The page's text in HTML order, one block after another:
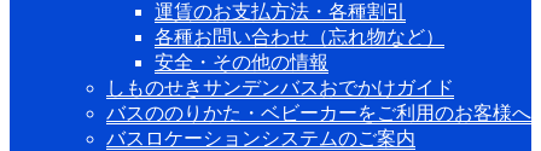
運賃のお支払方法・各種割引
各種お問い合わせ（忘れ物など）
安全・その他の情報
しものせきサンデンバスおでかけガイド
バスののりかた・ベビーカーをご利用のお客様へ
バスロケーションシステムのご案内